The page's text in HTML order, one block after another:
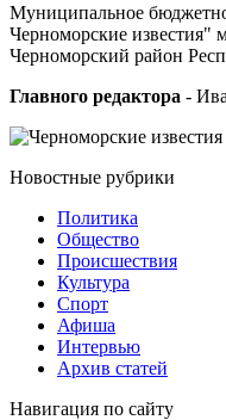
Муниципальное
Черноморские известия"
Черноморский район
Главного редактора -
Новостные рубрики
Политика
Общество
Проиcшествия
Культура
Спорт
Афиша
Интервью
Архив статей
Навигация по сайту